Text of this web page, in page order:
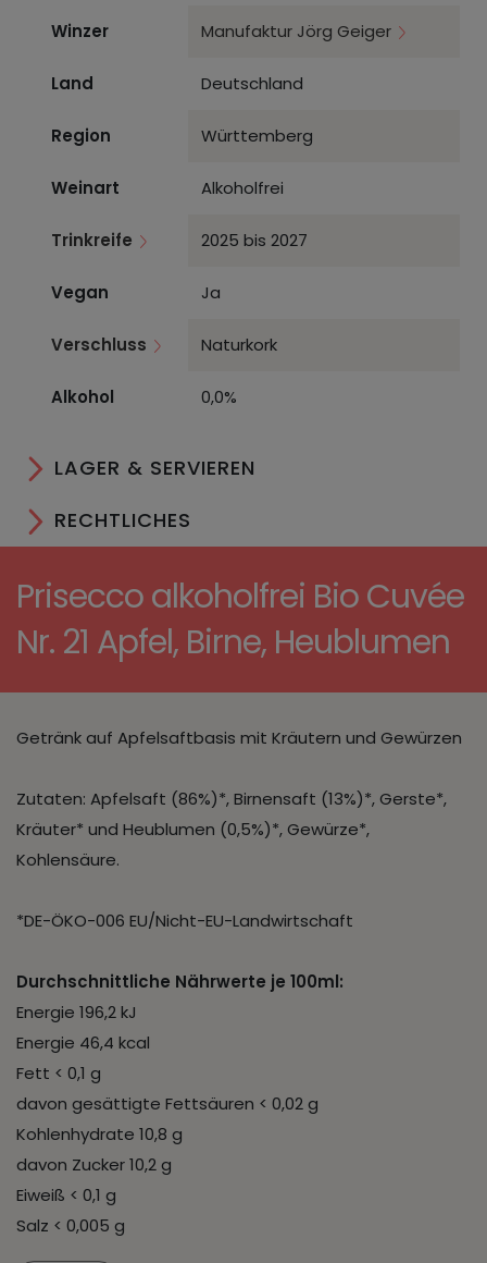
Winzer Manufaktur Jörg Geiger
Land Deutschland
Region Württemberg
Weinart Alkoholfrei
Trinkreife 2025 bis 2027
Vegan Ja
Verschluss Naturkork
Alkohol 0,0%
LAGER & SERVIEREN
RECHTLICHES
Prisecco alkoholfrei Bio Cuvée
Nr. 21 Apfel, Birne, Heublumen
Getränk auf Apfelsaftbasis mit Kräutern und Gewürzen
Zutaten: Apfelsaft (86%)*, Birnensaft (13%)*, Gerste*,
Kräuter* und Heublumen (0,5%)*, Gewürze*,
Kohlensäure.
*DE-ÖKO-006 EU/Nicht-EU-Landwirtschaft
Durchschnittliche Nährwerte je 100ml:
Energie 196,2 kJ
Energie 46,4 kcal
Fett < 0,1 g
davon gesättigte Fettsäuren < 0,02 g
Kohlenhydrate 10,8 g
davon Zucker 10,2 g
Eiweiß < 0,1 g
Salz < 0,005 g